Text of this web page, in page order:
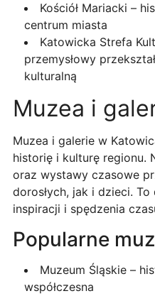
Kościół Mariacki –
centrum miasta
Katowicka Strefa
przemysłowy
kulturalną
Muzea i
Muzea i galerie w
historię i kulturę regionu.
oraz wystawy czasowe
dorosłych, jak i dzieci. To
inspiracji i spędzenia
Popularne
Muzeum Śląskie –
współczesna